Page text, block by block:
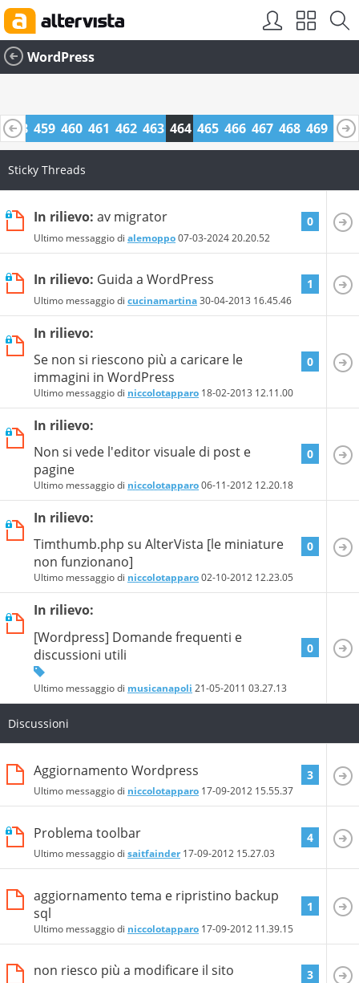
WordPress
458 459 460 461 462 463 464 465 466 467 468 469 470
Sticky Threads
In rilievo: av migrator
Ultimo messaggio di alemoppo07-03-202420.20.52
0
In rilievo: Guida a WordPress
Ultimo messaggio di cucinamartina30-04-2013 16.45.46
1
In rilievo:
Se non si riescono più a caricare le
immagini in WordPress
Ultimo messaggio di niccolotapparo 18-02-2013 12.11.00
0
In rilievo:
Non si vede l'editor visuale di post e
pagine
Ultimo messaggio di niccolotapparo06-11-2012 12.20.18
0
In rilievo:
Timthumb.php su AlterVista [le miniature
non funzionano]
Ultimo messaggio di niccolotapparo02-10-2012 12.23.05
0
In rilievo:
[Wordpress] Domande frequenti e
discussioni utili
Ultimo messaggio di musicanapoli 21-05-2011 03.27.13
0
Discussioni
Aggiornamento Wordpress
Ultimo messaggio di niccolotapparo 17-09-2012 15.55.37
3
Problema toolbar
Ultimo messaggio di saitfainder17-09-2012 15.27.03
4
aggiornamento tema e ripristino backup
sql
Ultimo messaggio di niccolotapparo 17-09-2012 11.39.15
1
non riesco più a modificare il sito 3